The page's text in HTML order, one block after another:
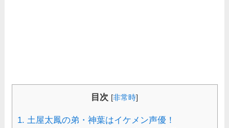
目次 [非常時]
1. 土屋太鳳の弟・神葉はイケメン声優！